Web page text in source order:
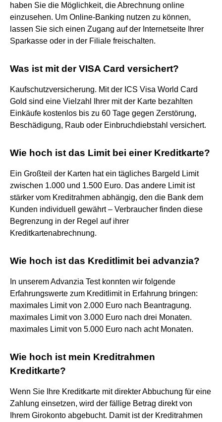
haben Sie die Möglichkeit, die Abrechnung online
einzusehen. Um Online-Banking nutzen zu können,
lassen Sie sich einen Zugang auf der Internetseite Ihrer
Sparkasse oder in der Filiale freischalten.
Was ist mit der VISA Card versichert?
Kaufschutzversicherung. Mit der ICS Visa World Card
Gold sind eine Vielzahl Ihrer mit der Karte bezahlten
Einkäufe kostenlos bis zu 60 Tage gegen Zerstörung,
Beschädigung, Raub oder Einbruchdiebstahl versichert.
Wie hoch ist das Limit bei einer Kreditkarte?
Ein Großteil der Karten hat ein tägliches Bargeld Limit
zwischen 1.000 und 1.500 Euro. Das andere Limit ist
stärker vom Kreditrahmen abhängig, den die Bank dem
Kunden individuell gewährt – Verbraucher finden diese
Begrenzung in der Regel auf ihrer
Kreditkartenabrechnung.
Wie hoch ist das Kreditlimit bei advanzia?
In unserem Advanzia Test konnten wir folgende
Erfahrungswerte zum Kreditlimit in Erfahrung bringen:
maximales Limit von 2.000 Euro nach Beantragung.
maximales Limit von 3.000 Euro nach drei Monaten.
maximales Limit von 5.000 Euro nach acht Monaten.
Wie hoch ist mein Kreditrahmen
Kreditkarte?
Wenn Sie Ihre Kreditkarte mit direkter Abbuchung für eine
Zahlung einsetzen, wird der fällige Betrag direkt von
Ihrem Girokonto abgebucht. Damit ist der Kreditrahmen